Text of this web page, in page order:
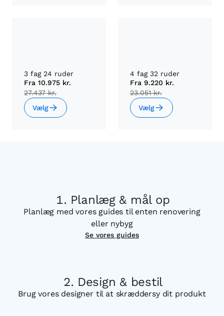
3 fag 24 ruder
Fra 10.975 kr.
27.437 kr.
Vælg
4 fag 32 ruder
Fra 9.220 kr.
23.051 kr.
Vælg
Planlæg & mål op
Planlæg med vores guides til enten renovering
eller nybyg
Se vores guides
Design & bestil
Brug vores designer til at skræddersy dit produkt